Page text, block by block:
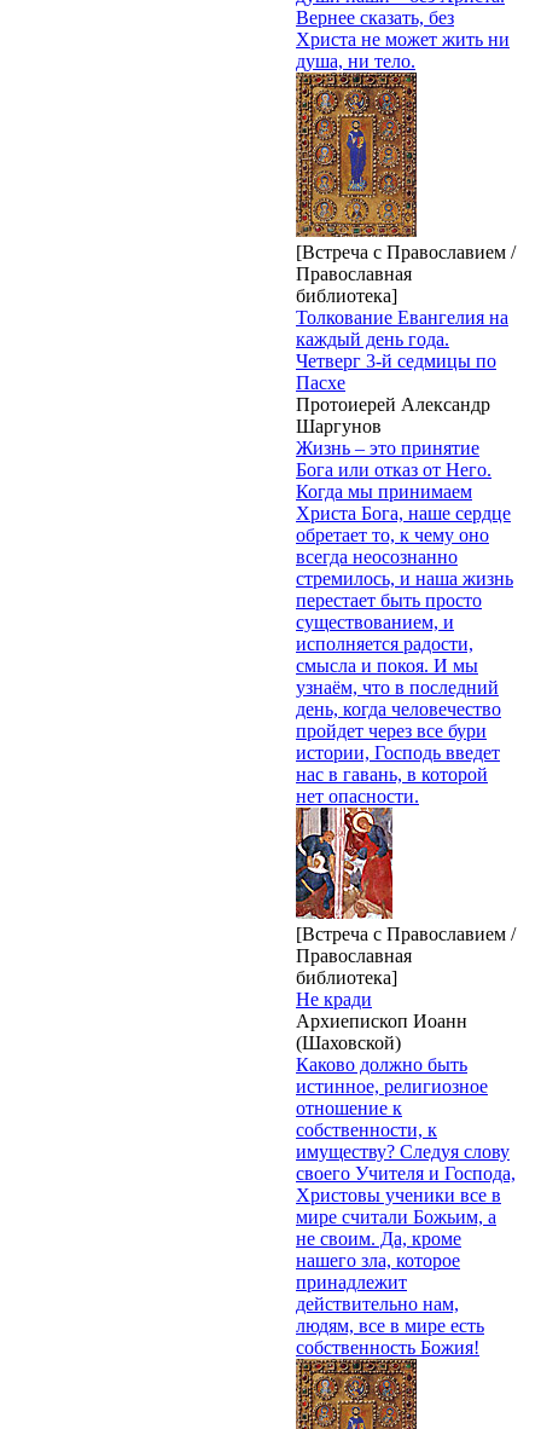
Вернее сказать, без
Христа не может жить ни
душа, ни тело.
[Встреча с Православием /
Православная
библиотека]
Толкование Евангелия на
каждый день года.
Четверг 3-й седмицы по
Пасхе
Протоиерей Александр
Шаргунов
Жизнь – это принятие
Бога или отказ от Него.
Когда мы принимаем
Христа Бога, наше сердце
обретает то, к чему оно
всегда неосознанно
стремилось, и наша жизнь
перестает быть просто
существованием, и
исполняется радости,
смысла и покоя. И мы
узнаём, что в последний
день, когда человечество
пройдет через все бури
истории, Господь введет
нас в гавань, в которой
нет опасности.
[Встреча с Православием /
Православная
библиотека]
Не кради
Архиепископ Иоанн
(Шаховской)
Каково должно быть
истинное, религиозное
отношение к
собственности, к
имуществу? Следуя слову
своего Учителя и Господа,
Христовы ученики все в
мире считали Божьим, а
не своим. Да, кроме
нашего зла, которое
принадлежит
действительно нам,
людям, все в мире есть
собственность Божия!